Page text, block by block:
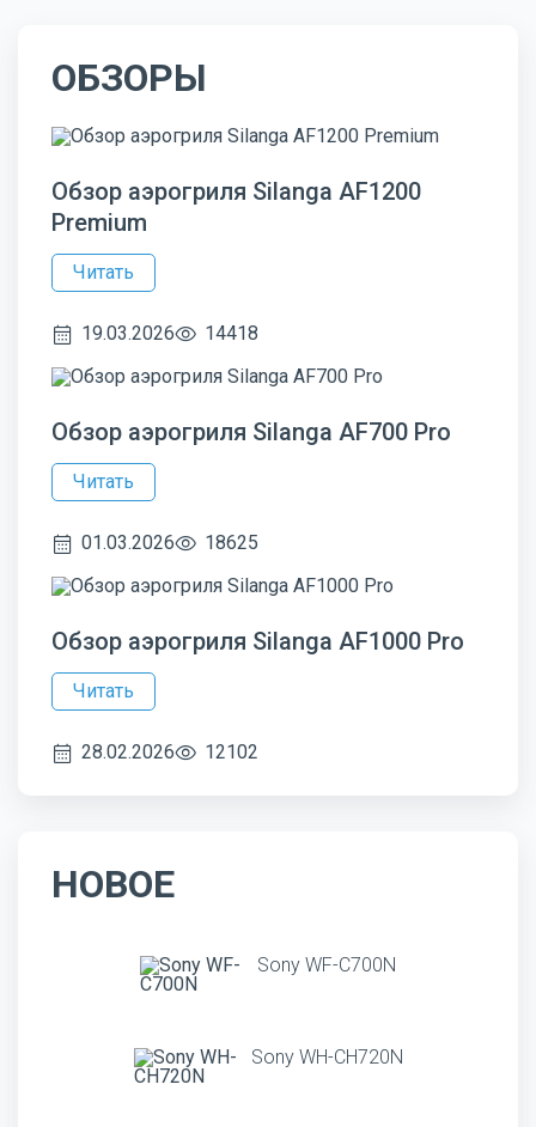
ОБЗОРЫ
Обзор аэрогриля Silanga AF1200
Premium
Читать
19.03.2026 14418
Обзор аэрогриля Silanga AF700 Pro
Читать
01.03.2026 18625
Обзор аэрогриля Silanga AF1000 Pro
Читать
28.02.2026 12102
НОВОЕ
Sony WF-C700N
Sony WH-CH720N